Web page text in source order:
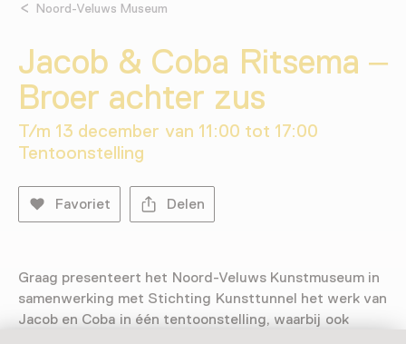
Noord-Veluws Museum
Jacob & Coba Ritsema –
Broer achter zus
T/m 13 december van 11:00 tot 17:00
Tentoonstelling
Favoriet Delen
Graag presenteert het Noord-Veluws Kunstmuseum in
samenwerking met Stichting Kunsttunnel het werk van
Jacob en Coba in één tentoonstelling, waarbij ook